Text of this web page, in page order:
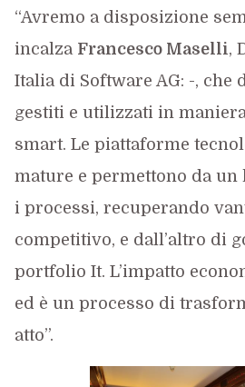
“Avremo a disposizione
incalza Francesco Maselli,
Italia di Software AG: -, che
gestiti e utilizzati in
smart. Le piattaforme
mature e permettono da un
i processi, recuperando
competitivo, e dall’altro di
portfolio It. L’impatto
ed è un processo di
atto”.